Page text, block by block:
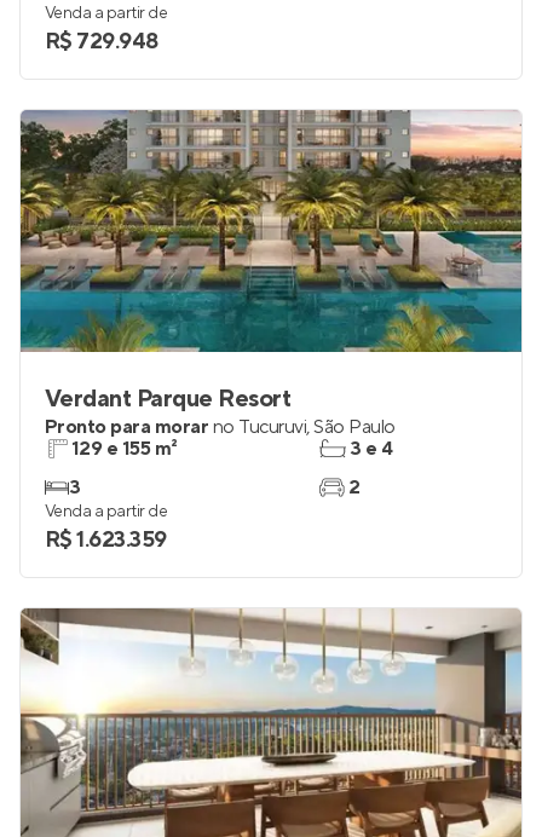
Venda a partir de
R$ 729.948
Verdant Parque Resort
Pronto para morar no Tucuruvi,São Paulo
129 e 155 m²
3
3 e 4
2
Venda a partir de
R$ 1.623.359